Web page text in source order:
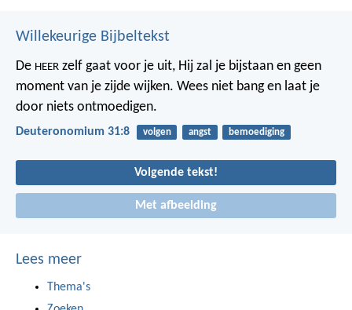
Willekeurige Bijbeltekst
De HEER zelf gaat voor je uit, Hij zal je bijstaan en geen
moment van je zijde wijken. Wees niet bang en laat je
door niets ontmoedigen.
Deuteronomium 31:8 volgen angst bemoediging
Volgende tekst!
Met afbeelding
Lees meer
Thema's